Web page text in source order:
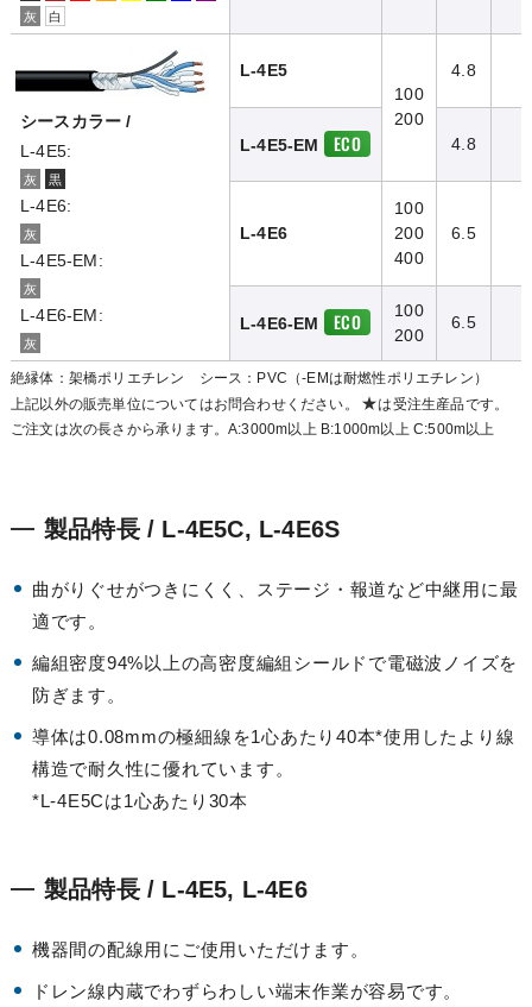
灰
白
シースカラー /
L-4E5:
灰 黒
L-4E6:
灰
L-4E5-EM:
灰
L-4E6-EM:
灰
L-4E5
100
200
4.8
L-4E5-EM ECO 4.8
L-4E6
100
200
400
6.5
L-4E6-EM ECO
100
200
6.5
絶縁体：架橋ポリエチレン シース：PVC（-EMは耐燃性ポリエチレン）
上記以外の販売単位についてはお問合わせください。
★は受注生産品です。
ご注文は次の長さから承ります。A:3000m以上 B:1000m以上 C:500m以上
製品特長 / L-4E5C, L-4E6S
曲がりぐせがつきにくく、ステージ・報道など中継用に最
適です。
編組密度94%以上の高密度編組シールドで電磁波ノイズを
防ぎます。
導体は0.08mmの極細線を1心あたり40本*使用したより線
構造で耐久性に優れています。
*L-4E5Cは1心あたり30本
製品特長 / L-4E5, L-4E6
機器間の配線用にご使用いただけます。
ドレン線内蔵でわずらわしい端末作業が容易です。